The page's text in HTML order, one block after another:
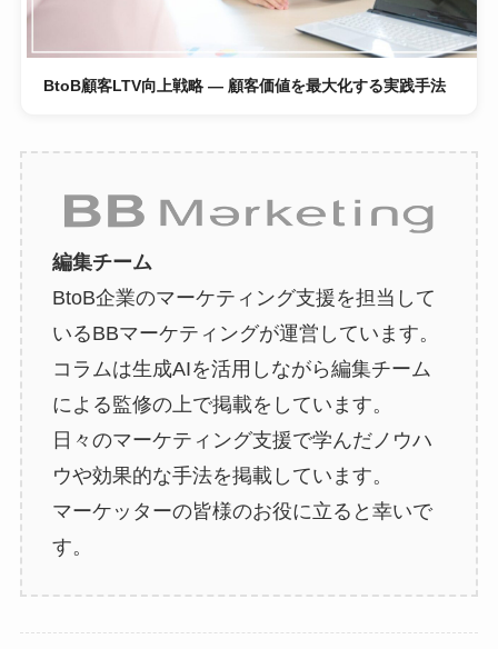
BtoB顧客LTV向上戦略 ― 顧客価値を最大化する実践手法
編集チーム
BtoB企業のマーケティング支援を担当して
いるBBマーケティングが運営しています。
コラムは生成AIを活用しながら編集チーム
による監修の上で掲載をしています。
日々のマーケティング支援で学んだノウハ
ウや効果的な手法を掲載しています。
マーケッターの皆様のお役に立ると幸いで
す。